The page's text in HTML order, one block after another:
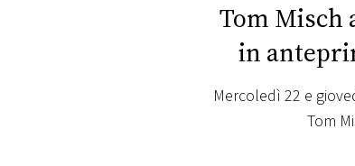
RADIO
RADIO
Tom Misch
in
Mercoledì 22 e
Tom